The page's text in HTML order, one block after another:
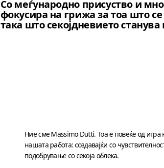
Со меѓународно присуство и
фокусира на грижа за тоа што
така што секојдневието
Ние сме Massimo Dutti. Тоа е повеќе од
нашата работа: создавајќи со
подобрување со секоја облека.